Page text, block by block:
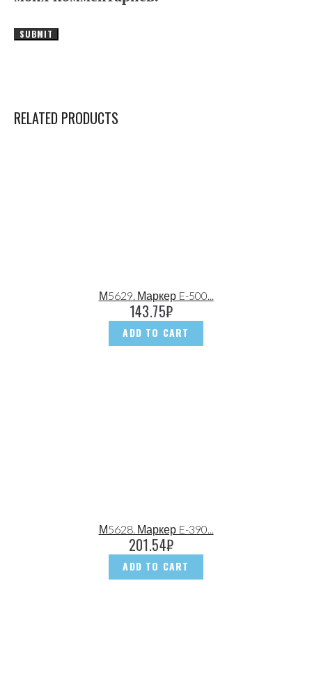
RELATED PRODUCTS
М5629. Маркер E-500...
143.75₽
ADD TO CART
М5628. Маркер E-390...
201.54₽
ADD TO CART